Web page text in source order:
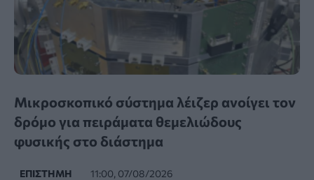
Μικροσκοπικό σύστημα λέιζερ ανοίγει τον
δρόμο για πειράματα θεμελιώδους
φυσικής στο διάστημα
ΕΠΙΣΤΉΜΗ 11:00, 07/08/2026